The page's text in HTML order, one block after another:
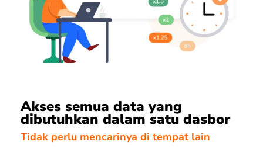
Akses semua data yang
dibutuhkan dalam satu dasbor
Tidak perlu mencarinya di tempat lain